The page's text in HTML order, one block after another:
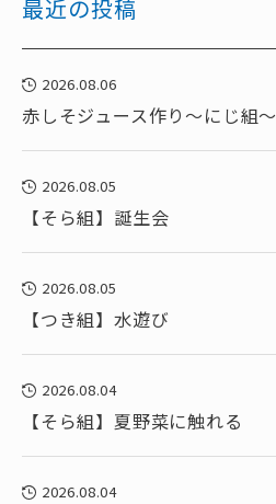
最近の投稿
2026.08.06
赤しそジュース作り～にじ組～
2026.08.05
【そら組】誕生会
2026.08.05
【つき組】水遊び
2026.08.04
【そら組】夏野菜に触れる
2026.08.04